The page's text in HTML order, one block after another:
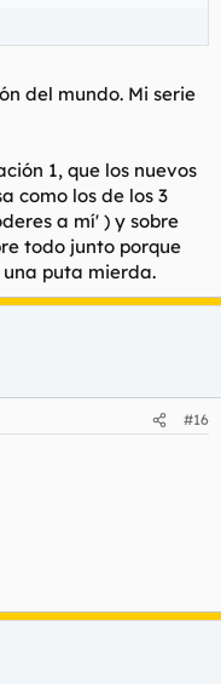
del mundo. Mi serie
1, que los nuevos
como los de los 3
a mí' ) y sobre
todo junto porque
puta mierda.
#16